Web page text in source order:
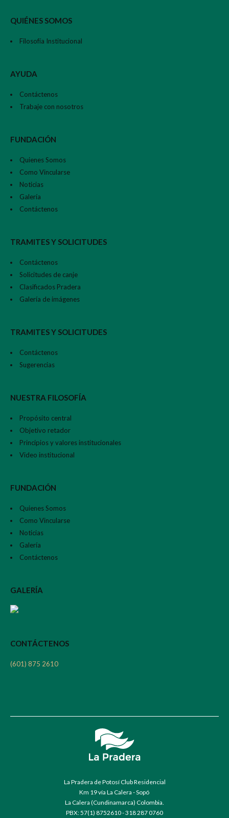
QUIÉNES SOMOS
Filosofía Institucional
AYUDA
Contáctenos
Trabaje con nosotros
FUNDACIÓN
Quienes Somos
Como Vincularse
Noticias
Galería
Contáctenos
TRAMITES Y SOLICITUDES
Contáctenos
Solicitudes de canje
Clasificados Pradera
Galería de imágenes
TRAMITES Y SOLICITUDES
Contáctenos
Sugerencias
NUESTRA FILOSOFÍA
Propósito central
Objetivo retador
Principios y valores institucionales
Video institucional
FUNDACIÓN
Quienes Somos
Como Vincularse
Noticias
Galería
Contáctenos
GALERÍA
CONTÁCTENOS
(601) 875 2610
La Pradera de Potosí Club Residencial
Km 19 vía La Calera - Sopó
La Calera (Cundinamarca) Colombia.
PBX: 57(1) 8752610 - 318 287 0760